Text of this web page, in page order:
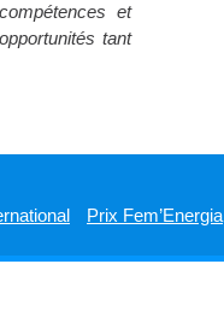
et
tant
Prix Fem’Energia